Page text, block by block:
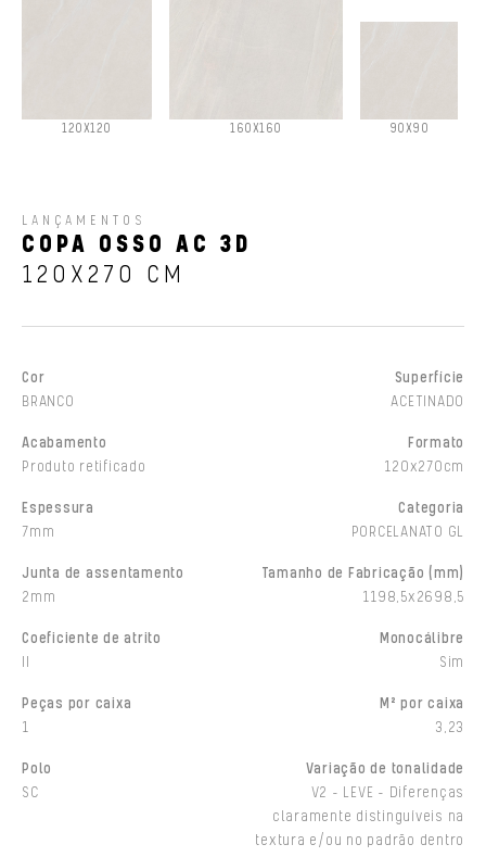
120X120 160X160 90X90
LANÇAMENTOS
COPA OSSO AC 3D
120X270 CM
Cor
BRANCO
Superfície
ACETINADO
Acabamento
Produto retificado
Formato
120x270cm
Espessura
7mm
Categoria
PORCELANATO GL
Junta de assentamento
2mm
Tamanho de Fabricação (mm)
1198,5x2698,5
Coeficiente de atrito
Monocálibre
Sim
Peças por caixa
1
M² por caixa
3,23
Polo
SC
Variação de tonalidade
V2 - LEVE - Diferenças
claramente distinguíveis na
textura e/ou no padrão dentro